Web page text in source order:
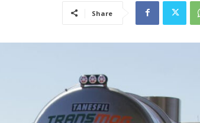
Share